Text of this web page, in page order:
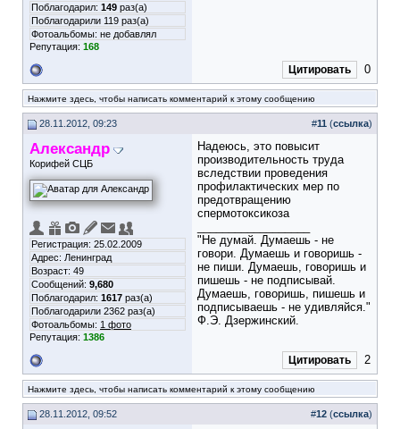
Поблагодарил: 149 раз(а)
Поблагодарили 119 раз(а)
Фотоальбомы: не добавлял
Репутация: 168
Цитировать 0
Нажмите здесь, чтобы написать комментарий к этому сообщению
28.11.2012, 09:23 #11 (ссылка)
Александр
Корифей СЦБ
Регистрация: 25.02.2009
Адрес: Ленинград
Возраст: 49
Сообщений: 9,680
Поблагодарил: 1617 раз(а)
Поблагодарили 2362 раз(а)
Фотоальбомы: 1 фото
Репутация: 1386
Надеюсь, это повысит
производительность труда
вследствии проведения
профилактических мер по
предотвращению
спермотоксикоза
"Не думай. Думаешь - не
говори. Думаешь и говоришь -
не пиши. Думаешь, говоришь и
пишешь - не подписывай.
Думаешь, говоришь, пишешь и
подписываешь - не удивляйся."
Ф.Э. Дзержинский.
Цитировать 2
Нажмите здесь, чтобы написать комментарий к этому сообщению
28.11.2012, 09:52 #12 (ссылка)